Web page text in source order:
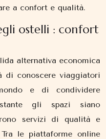
a confort e qualità.
ostelli : confort
alternativa economica
di conoscere viaggiatori
e di condividere
gli spazi siano
servizi di qualità e
le piattaforme online